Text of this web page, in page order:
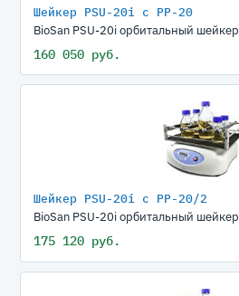
Шейкер PSU-20i с PP-20
BioSan PSU-20i орбитальный
160 050 руб.
Шейкер PSU-20i с PP-20/2
BioSan PSU-20i орбитальный
175 120 руб.